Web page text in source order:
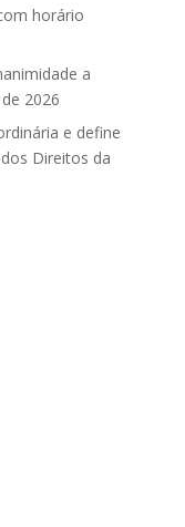
horário
a
2026
e define
Direitos da